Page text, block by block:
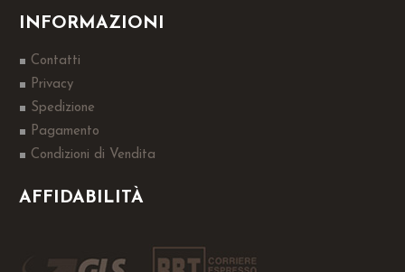
INFORMAZIONI
Contatti
Privacy
Spedizione
Pagamento
Condizioni di Vendita
AFFIDABILITÀ